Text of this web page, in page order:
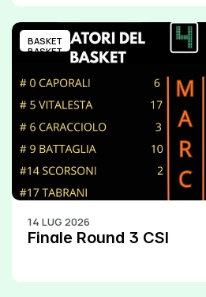
BASKET
BASKET
14 LUG 2026
Finale Round 3 CSI